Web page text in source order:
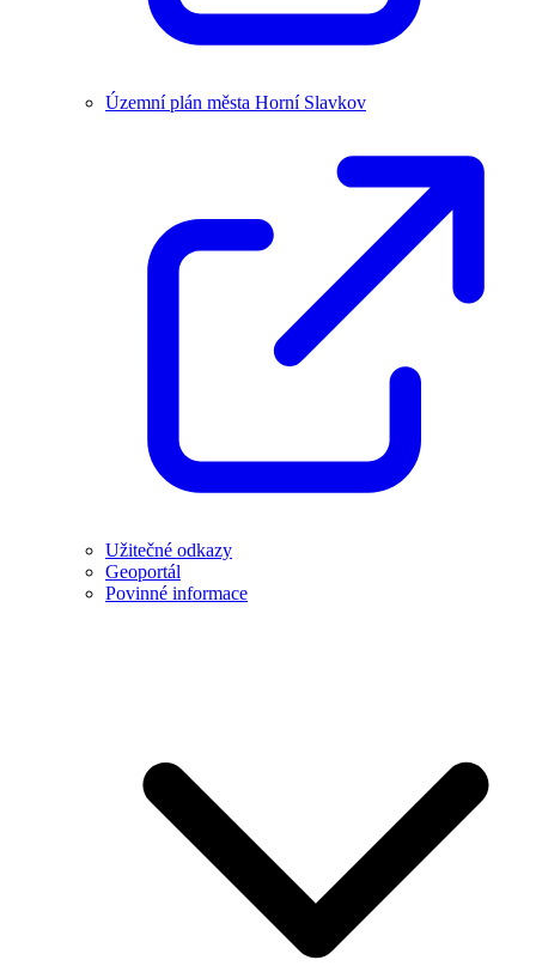
Územní plán města Horní Slavkov
Užitečné odkazy
Geoportál
Povinné informace